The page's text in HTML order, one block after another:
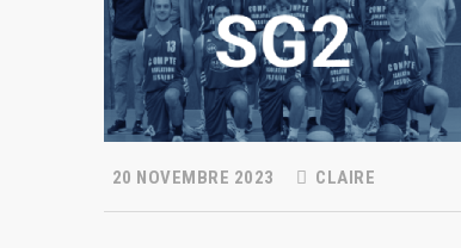
20 NOVEMBRE 2023 CLAIRE